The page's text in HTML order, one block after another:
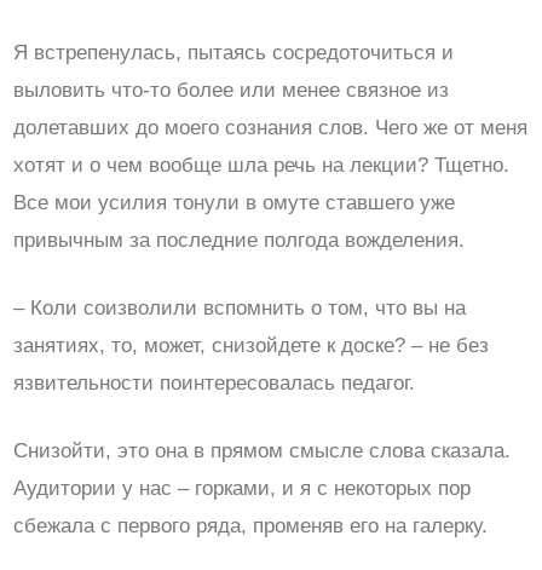
Я встрепенулась, пытаясь сосредоточиться и
выловить что-то более или менее связное из
долетавших до моего сознания слов. Чего же от меня
хотят и о чем вообще шла речь на лекции? Тщетно.
Все мои усилия тонули в омуте ставшего уже
привычным за последние полгода вожделения.
– Коли соизволили вспомнить о том, что вы на
занятиях, то, может, снизойдете к доске? – не без
язвительности поинтересовалась педагог.
Снизойти, это она в прямом смысле слова сказала.
Аудитории у нас – горками, и я с некоторых пор
сбежала с первого ряда, променяв его на галерку.